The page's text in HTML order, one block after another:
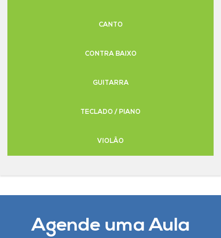
CANTO
CONTRA BAIXO
GUITARRA
TECLADO / PIANO
VIOLÃO
Agende uma Aula